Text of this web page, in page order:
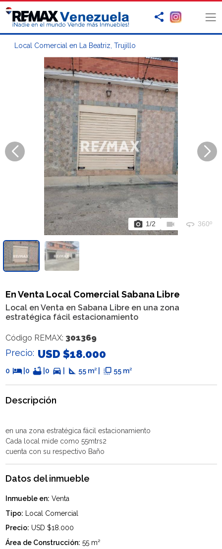
Local Comercial en La Beatriz, Trujillo
photo_camera 1/2 videocam 360 360º
En Venta Local Comercial Sabana Libre
Local en Venta en Sabana Libre en una zona
estratégica fácil estacionamiento
Código REMAX: 301369
Precio: USD $18.000
0 hotel 0 bathtub 0 directions_car square_foot 55 m² | flip_to_front 55 m²
Descripción
en una zona estratégica fácil estacionamiento
Cada local mide como 55mtrs2
Datos del inmueble
Inmueble en: Venta
Tipo: Local Comercial
Precio: USD $18.000
Área de Construcción: 55 m²